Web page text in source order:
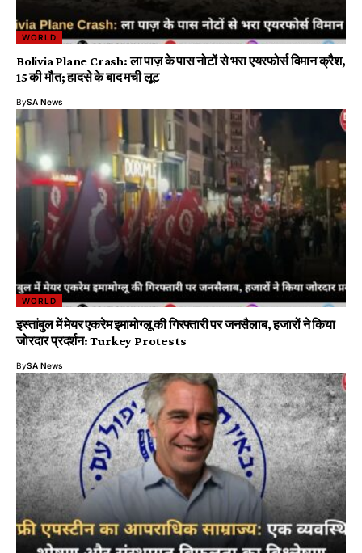
WORLD
Bolivia Plane Crash: ला पाज़ के पास नोटों से भरा एयरफोर्स विमान क्रैश,
15 की मौत; हादसे के बाद मची लूट
BySA News
WORLD
इस्तांबुल में मेयर एकरेम इमामोग्लू की गिरफ्तारी पर जनसैलाब, हजारों ने किया
जोरदार प्रदर्शन: Turkey Protests
BySA News